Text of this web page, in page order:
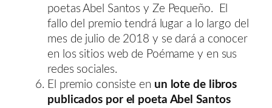
poetas Abel Santos y Ze Pequeño. El
fallo del premio tendrá lugar a lo largo del
mes de julio de 2018 y se dará a conocer
en los sitios web de Poémame y en sus
redes sociales.
El premio consiste en un lote de libros
publicados por el poeta Abel Santos